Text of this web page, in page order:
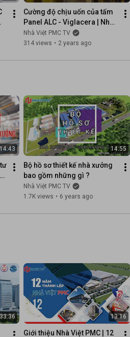
Cường độ chịu uốn của tấm
Panel ALC - Viglacera | Nhà
Việt PMC
Nhà Việt PMC TV
314 views • 2 years ago
14:43 14:55
Bộ hồ sơ thiết kế nhà xưởng
bao gồm những gì ?
Nhà Việt PMC TV
1.7K views • 6 years ago
33:36 13:16
Giới thiệu Nhà Việt PMC | 12